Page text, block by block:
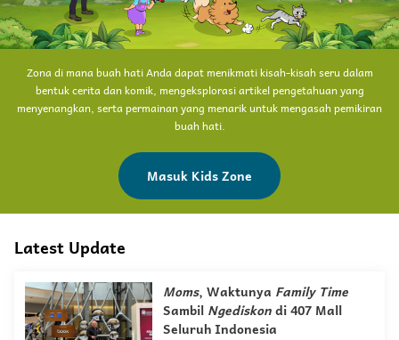
Zona di mana buah hati Anda dapat menikmati kisah-kisah seru dalam
bentuk cerita dan komik, mengeksplorasi artikel pengetahuan yang
menyenangkan, serta permainan yang menarik untuk mengasah pemikiran
buah hati.
Masuk Kids Zone
Latest Update
Moms, Waktunya Family Time
Sambil Ngediskondi 407 Mall
Seluruh Indonesia